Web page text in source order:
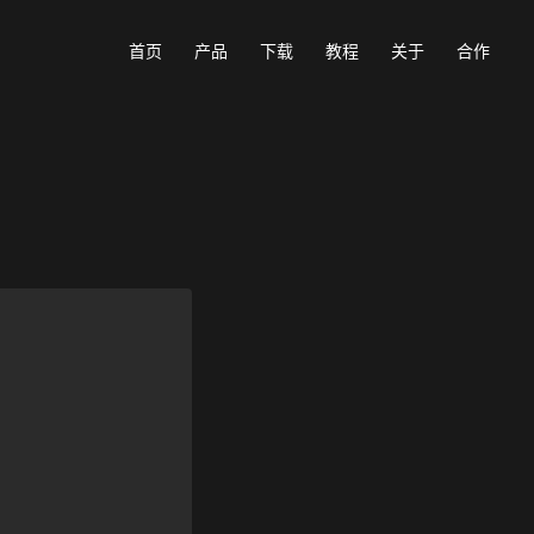
首页 产品 下载 教程 关于 合作